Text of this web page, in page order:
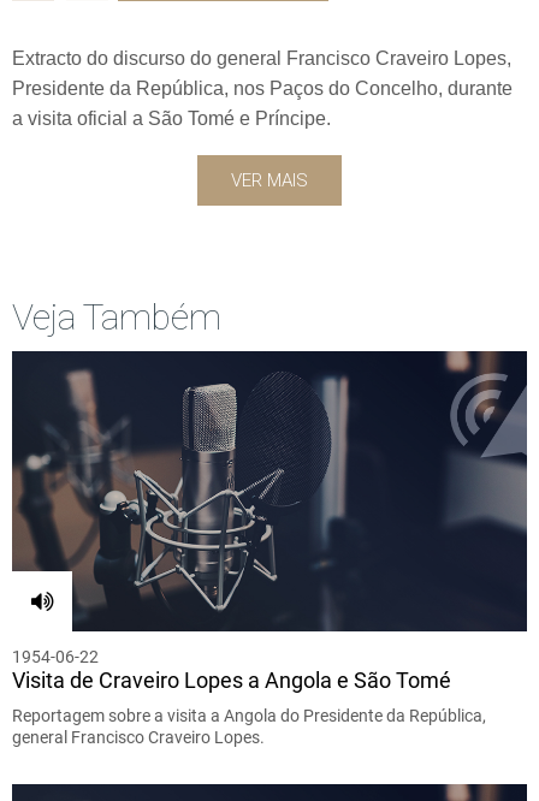
Extracto do discurso do general Francisco Craveiro Lopes,
Presidente da República, nos Paços do Concelho, durante
a visita oficial a São Tomé e Príncipe.
VER MAIS
Veja Também
1954-06-22
Visita de Craveiro Lopes a Angola e São Tomé
Reportagem sobre a visita a Angola do Presidente da República,
general Francisco Craveiro Lopes.